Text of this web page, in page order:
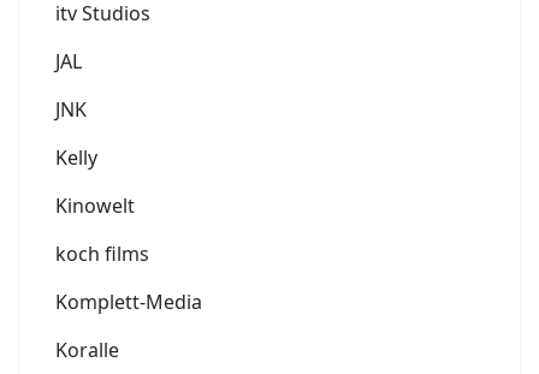
itv Studios
JAL
JNK
Kelly
Kinowelt
koch films
Komplett-Media
Koralle